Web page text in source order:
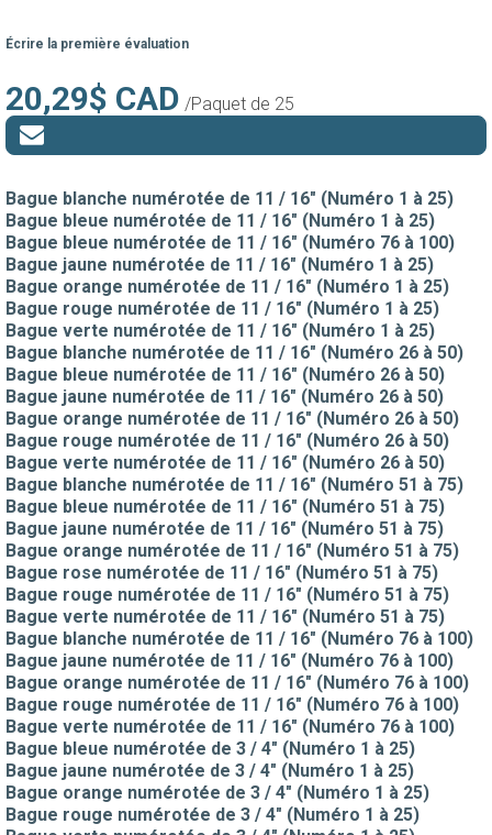
Écrire la première évaluation
20,29$ CAD /Paquet de 25
Bague blanche numérotée de 11 / 16" (Numéro 1 à 25)
Bague bleue numérotée de 11 / 16" (Numéro 1 à 25)
Bague bleue numérotée de 11 / 16" (Numéro 76 à 100)
Bague jaune numérotée de 11 / 16" (Numéro 1 à 25)
Bague orange numérotée de 11 / 16" (Numéro 1 à 25)
Bague rouge numérotée de 11 / 16" (Numéro 1 à 25)
Bague verte numérotée de 11 / 16" (Numéro 1 à 25)
Bague blanche numérotée de 11 / 16" (Numéro 26 à 50)
Bague bleue numérotée de 11 / 16" (Numéro 26 à 50)
Bague jaune numérotée de 11 / 16" (Numéro 26 à 50)
Bague orange numérotée de 11 / 16" (Numéro 26 à 50)
Bague rouge numérotée de 11 / 16" (Numéro 26 à 50)
Bague verte numérotée de 11 / 16" (Numéro 26 à 50)
Bague blanche numérotée de 11 / 16" (Numéro 51 à 75)
Bague bleue numérotée de 11 / 16" (Numéro 51 à 75)
Bague jaune numérotée de 11 / 16" (Numéro 51 à 75)
Bague orange numérotée de 11 / 16" (Numéro 51 à 75)
Bague rose numérotée de 11 / 16" (Numéro 51 à 75)
Bague rouge numérotée de 11 / 16" (Numéro 51 à 75)
Bague verte numérotée de 11 / 16" (Numéro 51 à 75)
Bague blanche numérotée de 11 / 16" (Numéro 76 à 100)
Bague jaune numérotée de 11 / 16" (Numéro 76 à 100)
Bague orange numérotée de 11 / 16" (Numéro 76 à 100)
Bague rouge numérotée de 11 / 16" (Numéro 76 à 100)
Bague verte numérotée de 11 / 16" (Numéro 76 à 100)
Bague bleue numérotée de 3 / 4" (Numéro 1 à 25)
Bague jaune numérotée de 3 / 4" (Numéro 1 à 25)
Bague orange numérotée de 3 / 4" (Numéro 1 à 25)
Bague rouge numérotée de 3 / 4" (Numéro 1 à 25)